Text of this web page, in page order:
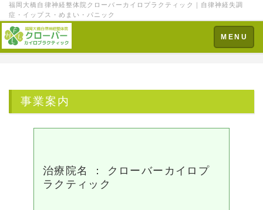
福岡大橋自律神経整体院クローバーカイロプラクティック｜自律神経失調
症・イップス・めまい・パニック
Toggle
navigation
MENU
事業案内
治療院名 ： クローバーカイロプ
ラクティック